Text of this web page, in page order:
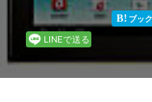
B! ブッ
LINEで送る